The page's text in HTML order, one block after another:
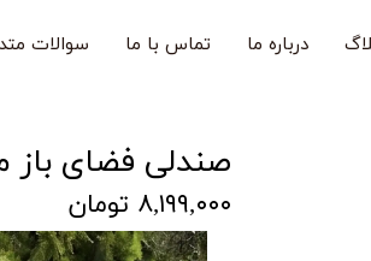
درباره ما تماس با ما سوالات
صندلی فضای باز
۸,۱۹۹,۰۰۰ تومان